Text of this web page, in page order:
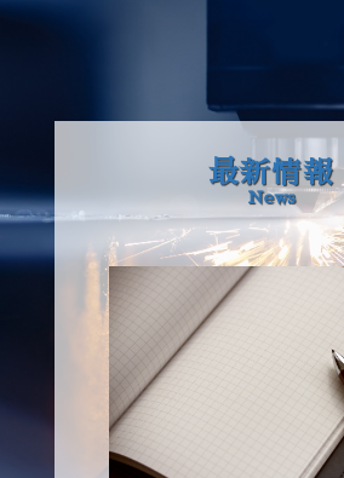
最新情報
News